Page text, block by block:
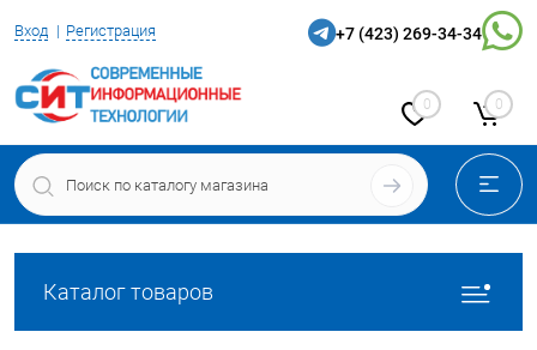
Вход Регистрация +7 (423) 269-34-34
0 0
Каталог товаров